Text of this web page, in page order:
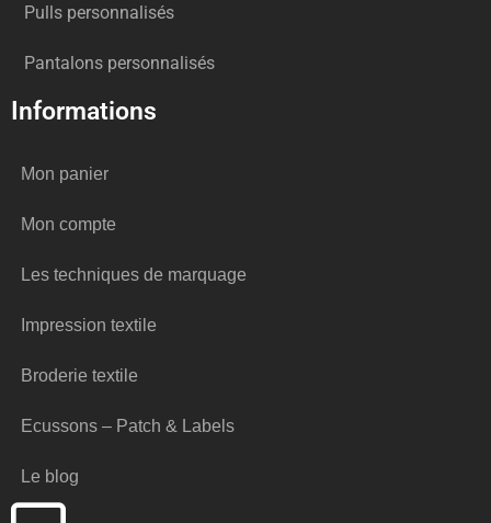
Pulls personnalisés
Pantalons personnalisés
Informations
Mon panier
Mon compte
Les techniques de marquage
Impression textile
Broderie textile
Ecussons – Patch & Labels
Le blog